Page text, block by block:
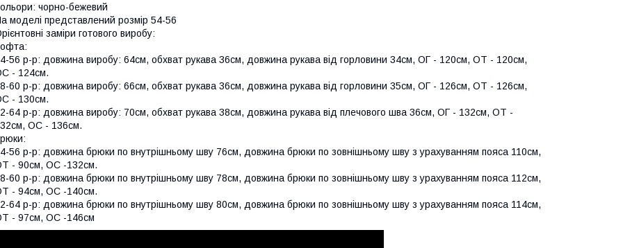
чорно-бежевий
моделі представлений розмір 54-56
заміри готового виробу:
56 р-р: довжина виробу: 64см, обхват рукава 36см, довжина рукава від горловини 34см, ОГ - 120см, ОТ - 120см,
- 124см.
60 р-р: довжина виробу: 66см, обхват рукава 36см, довжина рукава від горловини 35см, ОГ - 126см, ОТ - 126см,
- 130см.
64 р-р: довжина виробу: 70см, обхват рукава 38см, довжина рукава від плечового шва 36см, ОГ - 132см, ОТ -
OC - 136см.
56 р-р: довжина брюки по внутрішньому шву 76см, довжина брюки по зовнішньому шву з урахуванням пояса 110см,
- 90см, OC -132см.
60 р-р: довжина брюки по внутрішньому шву 78см, довжина брюки по зовнішньому шву з урахуванням пояса 112см,
- 94см, OC -140см.
64 р-р: довжина брюки по внутрішньому шву 80см, довжина брюки по зовнішньому шву з урахуванням пояса 114см,
- 97см, OC -146см